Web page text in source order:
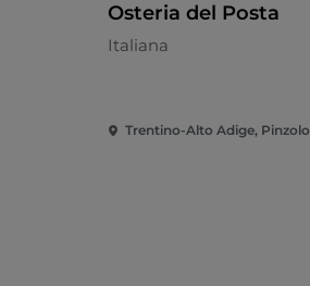
Osteria del Posta
Italiana
Trentino-Alto Adige, Pinzolo